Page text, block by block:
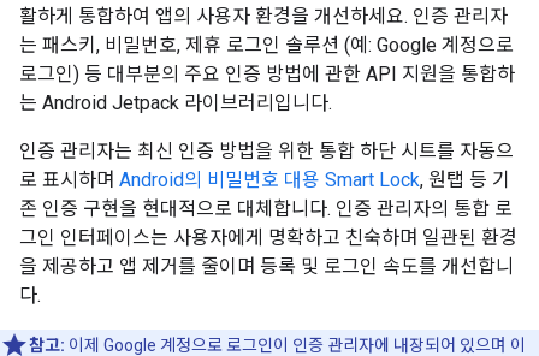
활하게 통합하여 앱의 사용자 환경을 개선하세요. 인증 관리자
는 패스키, 비밀번호, 제휴 로그인 솔루션 (예: Google 계정으로
로그인) 등 대부분의 주요 인증 방법에 관한 API 지원을 통합하
는 Android Jetpack 라이브러리입니다.
인증 관리자는 최신 인증 방법을 위한 통합 하단 시트를 자동으
로 표시하며 Android의 비밀번호 대용 Smart Lock, 원탭 등 기
존 인증 구현을 현대적으로 대체합니다. 인증 관리자의 통합 로
그인 인터페이스는 사용자에게 명확하고 친숙하며 일관된 환경
을 제공하고 앱 제거를 줄이며 등록 및 로그인 속도를 개선합니
다.
참고: 이제 Google 계정으로 로그인이 인증 관리자에 내장되어 있으며 이